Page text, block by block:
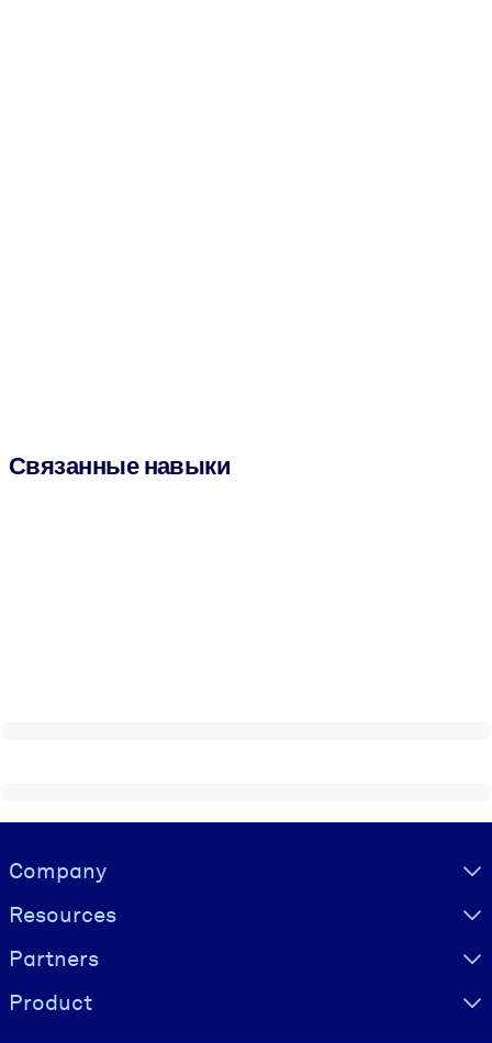
Связанные навыки
Visually hidden Text
Company
Resources
Partners
Product